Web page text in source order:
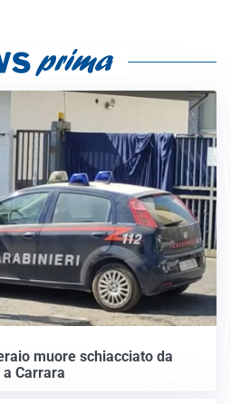
muore schiacciato da
Carrara